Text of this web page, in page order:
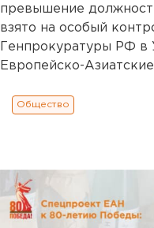
превышение
взято на особый
Генпрокуратуры РФ
Европейско-Азиатские
Общество